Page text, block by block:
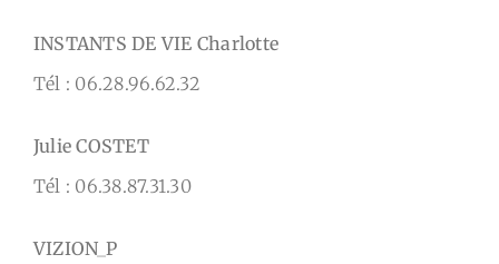
INSTANTS DE VIE Charlotte
Tél : 06.28.96.62.32
Julie COSTET
Tél : 06.38.87.31.30
VIZION_P